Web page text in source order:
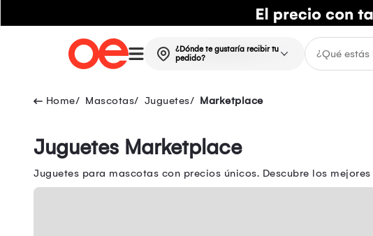
¿Dónde te gustaría recibir tu
pedido?
Mascotas Juguetes Marketplace
Juguetes Marketplace
Juguetes para mascotas con precios únicos. Descubre los